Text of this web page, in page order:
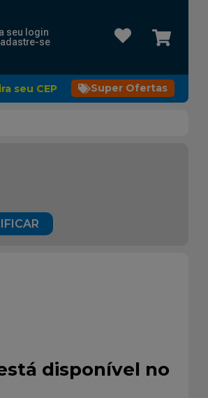
seu login
se
seu CEP Super Ofertas
disponível no